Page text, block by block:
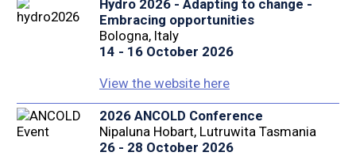
Hydro 2026 - Adapting to change -
Embracing opportunities
Bologna, Italy
14 - 16 October 2026
View the website here
2026 ANCOLD Conference
Nipaluna Hobart, Lutruwita Tasmania
26 - 28 October 2026